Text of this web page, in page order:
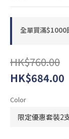
全單買滿
HK$760.00
HK$684.00
Color